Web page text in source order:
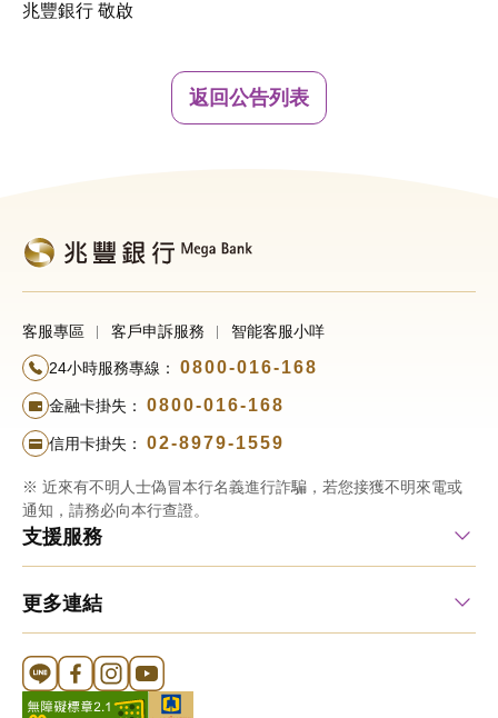
兆豐銀行 敬啟
返回公告列表
客服專區 客戶申訴服務 智能客服小咩
24小時服務專線： 0800-016-168
金融卡掛失： 0800-016-168
信用卡掛失： 02-8979-1559
※ 近來有不明人士偽冒本行名義進行詐騙，若您接獲不明來電或
通知，請務必向本行查證。
支援服務
更多連結
Line 官方帳號
FB 官方帳號
Instagram 官方帳號
YouTube 官方帳號